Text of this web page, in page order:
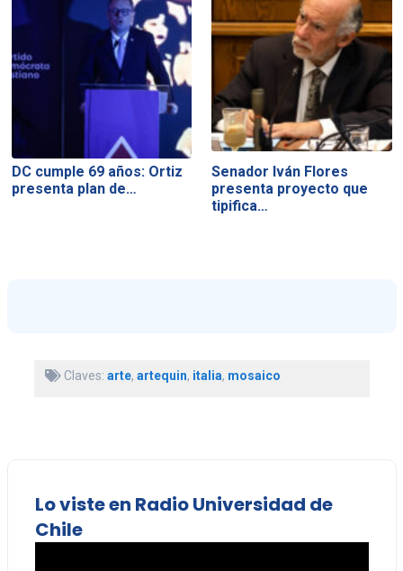
DC cumple 69 años: Ortiz
presenta plan de…
Senador Iván Flores
presenta proyecto que
tipifica…
Claves: arte, artequin, italia, mosaico
Lo viste en Radio Universidad de
Chile